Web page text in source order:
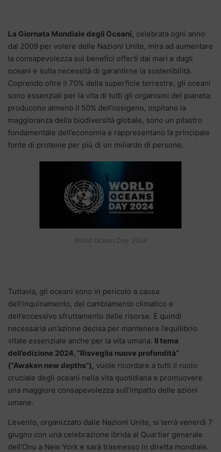
La Giornata Mondiale degli Oceani, celebrata ogni anno
dal 2009 per volere delle Nazioni Unite, mira ad aumentare
la consapevolezza sui benefici offerti dai mari e dagli
oceani e sulla necessità di garantirne la sostenibilità.
Coprendo oltre il 70% della superficie terrestre, gli oceani
sono essenziali per la vita di tutti gli organismi del pianeta:
producono almeno il 50% dell’ossigeno, ospitano la
maggioranza della biodiversità globale, sono un pilastro
fondamentale dell’economia e rappresentano la principale
fonte di proteine per più di un miliardo di persone.
World Ocean Day 2024
Tuttavia, gli oceani sono in pericolo a causa
dell’inquinamento, del cambiamento climatico e
dell’eccessivo sfruttamento delle risorse. È quindi
necessaria un’azione decisa per mantenere l’equilibrio
vitale essenziale anche per la vita umana. Il tema
dell’edizione 2024, “Risveglia nuove profondità”
(“Awaken new depths”), vuole ricordare a tutti il ruolo
cruciale degli oceani nella vita quotidiana e promuovere
una maggiore consapevolezza sull’impatto delle azioni
umane.
L’evento, organizzato dalle Nazioni Unite, si terrà venerdì 7
giugno con una celebrazione ibrida al Quartier generale
dell’Onu a New York e sarà trasmesso in diretta mondiale.